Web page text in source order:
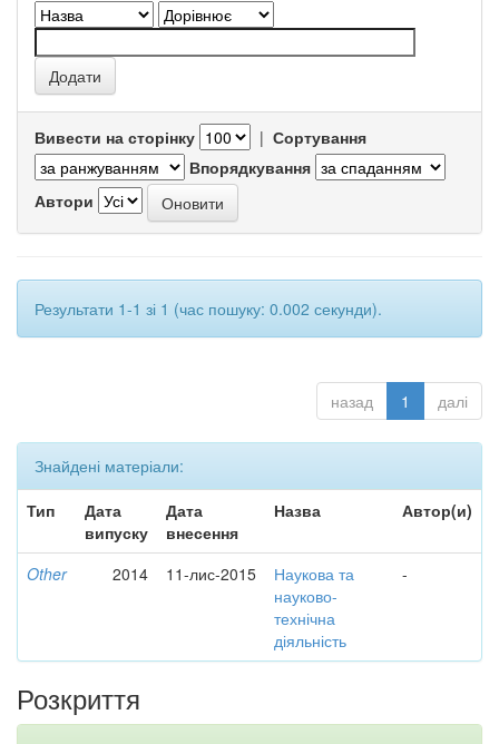
Вивести на сторінку | Сортування
Впорядкування
Автори
Результати 1-1 зі 1 (час пошуку: 0.002 секунди).
назад 1 далі
Знайдені матеріали:
Тип
Дата
випуску
Дата
внесення
Назва Автор(и)
Other 2014 11-лис-2015
Наукова та
науково-
технічна
діяльність
-
Розкриття